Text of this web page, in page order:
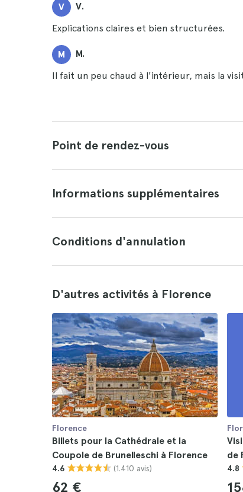
V V.
Explications claires et bien structurées.
M M.
Il fait un peu chaud à l'intérieur, mais la
Point de rendez-vous
Informations supplémentaires
Conditions d'annulation
D'autres activités à Florence
Florence
Billets pour la Cathédrale et la
Coupole de Brunelleschi à Florence
4.6 (1.410 avis)
62 €
de
4.8